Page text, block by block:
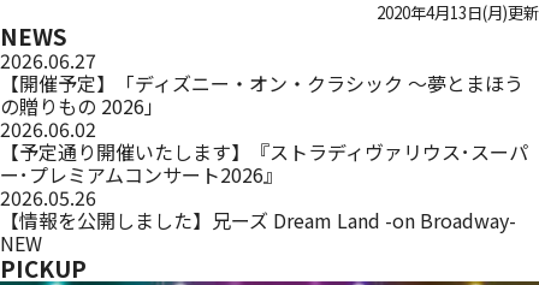
2020年4月13日(月)更新
NEWS
2026.06.27
【開催予定】「ディズニー・オン・クラシック ～夢とまほう
の贈りもの 2026」
2026.06.02
【予定通り開催いたします】『ストラディヴァリウス･スーパ
ー･プレミアムコンサート2026』
2026.05.26
【情報を公開しました】兄ーズ Dream Land -on Broadway-
NEW
PICKUP